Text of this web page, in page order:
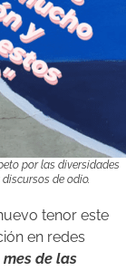
por las diversidades
de odio.
tenor este
en redes
mes de las